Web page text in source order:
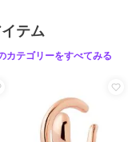
テム
カテゴリーをすべてみる